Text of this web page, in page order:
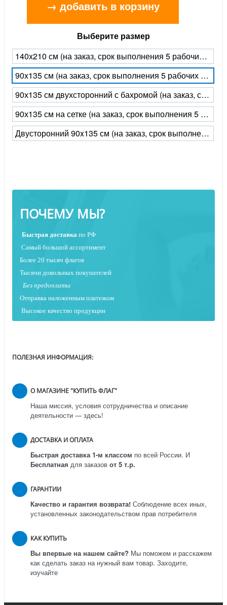
→ добавить в корзину
Выберите размер
140x210 см (на заказ, срок выполнения 5 рабочих дней)
90x135 см (на заказ, срок выполнения 5 рабочих дней)
90х135 см двухсторонний с бахромой (на заказ, срок выполнения 5 рабочих дней)
90х135 см на сетке (на заказ, срок выполнения 5 рабочих дней)
Двусторонний 90x135 см (на заказ, срок выполнения 5 рабочих дней)
ПОЧЕМУ МЫ?
Быстрая доставка по РФ
Самый большой ассортимент
Более 20 тысяч флагов
Тысячи довольных покупателей
Без предоплаты
Отправка наложенным платежом
Высокое качество продукции
ПОЛЕЗНАЯ ИНФОРМАЦИЯ:
О МАГАЗИНЕ "КУПИТЬ ФЛАГ"
Наша миссия, условия сотрудничества и описание
деятельности — здесь!
ДОСТАВКА И ОПЛАТА
Быстрая доставка 1-м классом по всей России. И
Бесплатная для заказов от 5 т.р.
ГАРАНТИИ
Качество и гарантия возврата! Соблюдение всех иных,
установленных законодательством прав потребителя
КАК КУПИТЬ
Вы впервые на нашем сайте? Мы поможем и расскажем
как сделать заказ на нужный вам товар. Заходите,
изучайте